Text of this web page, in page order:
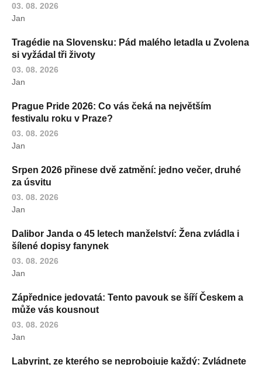
03. 08. 2026
Jan
Tragédie na Slovensku: Pád malého letadla u Zvolena
si vyžádal tři životy
03. 08. 2026
Jan
Prague Pride 2026: Co vás čeká na největším
festivalu roku v Praze?
03. 08. 2026
Jan
Srpen 2026 přinese dvě zatmění: jedno večer, druhé
za úsvitu
03. 08. 2026
Jan
Dalibor Janda o 45 letech manželství: Žena zvládla i
šílené dopisy fanynek
03. 08. 2026
Jan
Zápřednice jedovatá: Tento pavouk se šíří Českem a
může vás kousnout
03. 08. 2026
Jan
Labyrint, ze kterého se neprobojuje každý: Zvládnete